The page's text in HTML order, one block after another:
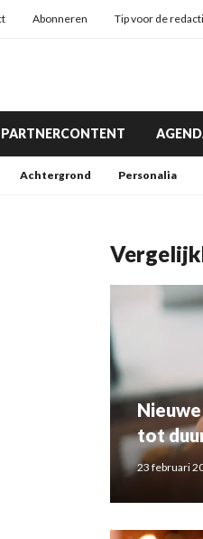
Abonneren Tip voor de
PARTNERCONTENT
Achtergrond Personalia
tot
23 februari